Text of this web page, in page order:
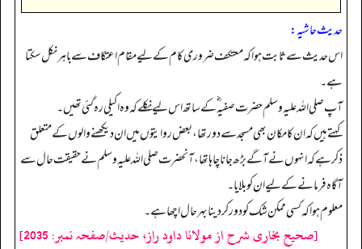
حدیث حاشیہ:
اس حدیث سے ثابت ہوا کہ معتکف ضروری کام کے لیے مقام اعتکاف سے باہر نکل سکتا
ہے۔
آپ صلی اللہ علیہ وسلم حضرت صفیہ ؓ کے ساتھ اس لیے نکلے کہ وہ اکیلی رہ گئی تھیں۔
کہتے ہیں کہ ان کا مکان بھی مسجد سے دور تھا، بعض روایتوں میں ان دیکھنے والوں کے متعلق
ذکر ہے کہ انہوں نے آگے بڑھ جانا چاہا تھا، آنحضرت صلی اللہ علیہ وسلم نے حقیقت حال سے
آگاہ فرمانے کے لیے ان کو بلایا۔
معلوم ہوا کہ کسی ممکن شک کو دور کر دینا بہرحال اچھا ہے۔
[صحیح بخاری شرح از مولانا داود راز، حدیث/صفحہ نمبر: 2035]